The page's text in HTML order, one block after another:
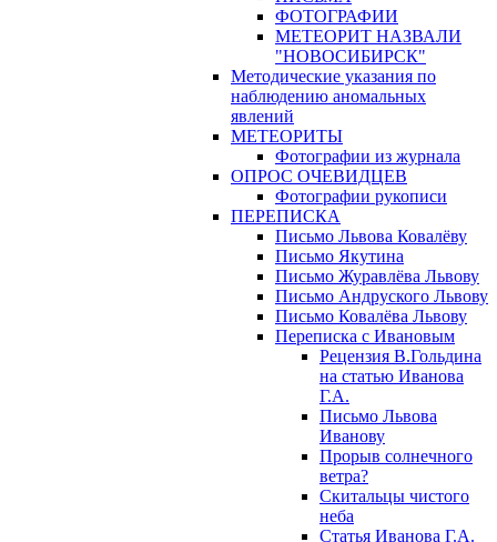
ФОТОГРАФИИ
МЕТЕОРИТ НАЗВАЛИ
"НОВОСИБИРСК"
Методические указания по
наблюдению аномальных
явлений
МЕТЕОРИТЫ
Фотографии из журнала
ОПРОС ОЧЕВИДЦЕВ
Фотографии рукописи
ПЕРЕПИСКА
Письмо Львова Ковалёву
Письмо Якутина
Письмо Журавлёва Львову
Письмо Андруского Львову
Письмо Ковалёва Львову
Переписка с Ивановым
Рецензия В.Гольдина
на статью Иванова
Г.А.
Письмо Львова
Иванову
Прорыв солнечного
ветра?
Скитальцы чистого
неба
Статья Иванова Г.А.